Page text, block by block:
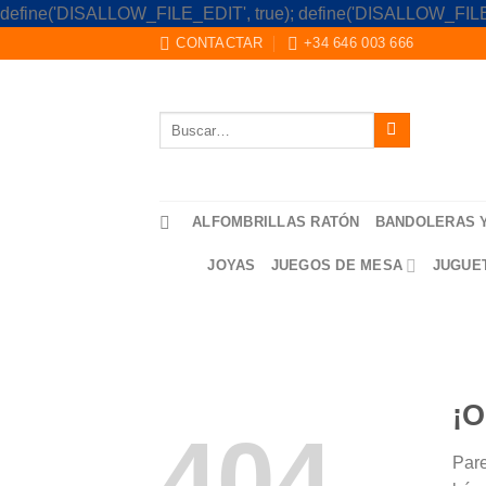
define('DISALLOW_FILE_EDIT', true);
CONTACTAR +34 646 003 666
ALFOMBRILLAS RATÓN BANDOLERAS
JOYAS JUEGOS DE MESA